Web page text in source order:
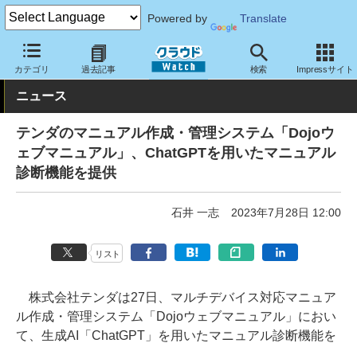
Powered by Translate
カテゴリ 過去記事 検索 Impressサイト
クラウド Watch サービス・ソフト サービス 業務関連
ニュース
テンダのマニュアル作成・管理システム「Dojoウ
ェブマニュアル」、ChatGPTを用いたマニュアル
診断機能を提供
石井 一志 2023年7月28日 12:00
リスト
株式会社テンダは27日、マルチデバイス対応マニュア
ル作成・管理システム「Dojoウェブマニュアル」におい
て、生成AI「ChatGPT」を用いたマニュアル診断機能を